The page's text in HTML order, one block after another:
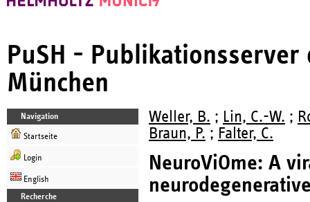
PuSH -
München
Navigation
Startseite
Login
English
Recherche
Weller, B. ; Lin, C.-W. ;
Braun, P. ; Falter, C.
NeuroViOme: A